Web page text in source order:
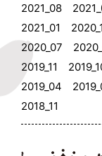
2021_08
2021_01
2020_07
2019_11
2019_04
2018_11